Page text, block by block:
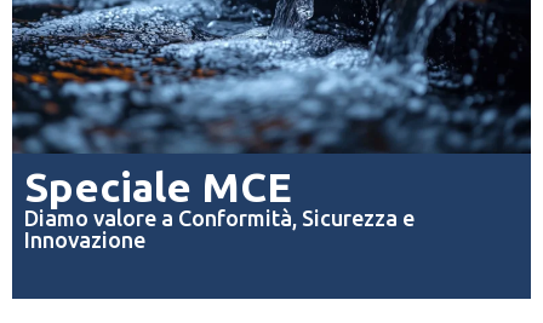
Speciale MCE
Diamo valore a Conformità, Sicurezza e
Innovazione